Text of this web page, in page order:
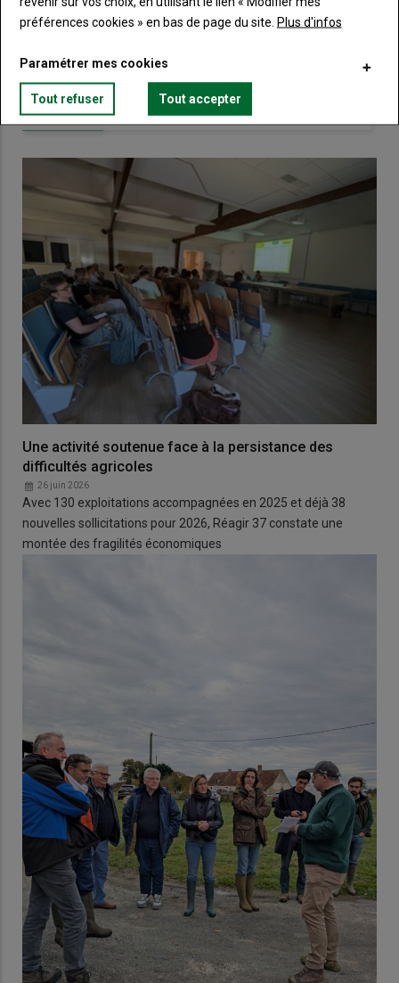
VOUS AIMEREZ AUSSI
Une activité soutenue face à la persistance des
difficultés agricoles
26 juin 2026
Avec 130 exploitations accompagnées en 2025 et déjà 38
nouvelles sollicitations pour 2026, Réagir 37 constate une
montée des fragilités économiques
préférences cookies » en bas de page du site. Plus d'infos
Paramétrer mes cookies
Tout refuser Tout accepter